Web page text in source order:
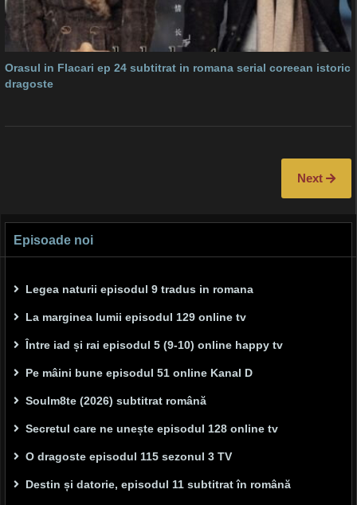
Orasul in Flacari ep 24 subtitrat in romana serial coreean istoric
dragoste
Next
Episoade noi
Legea naturii episodul 9 tradus in romana
La marginea lumii episodul 129 online tv
Între iad și rai episodul 5 (9-10) online happy tv
Pe mâini bune episodul 51 online Kanal D
Soulm8te (2026) subtitrat română
Secretul care ne unește episodul 128 online tv
O dragoste episodul 115 sezonul 3 TV
Destin și datorie, episodul 11 subtitrat în română